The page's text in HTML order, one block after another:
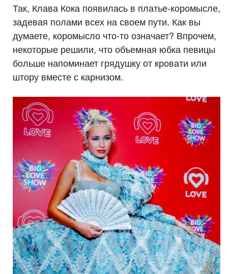
Так, Клава Кока появилась в платье-коромысле,
задевая полами всех на своем пути. Как вы
думаете, коромысло что-то означает? Впрочем,
некоторые решили, что объемная юбка певицы
больше напоминает грядушку от кровати или
штору вместе с карнизом.